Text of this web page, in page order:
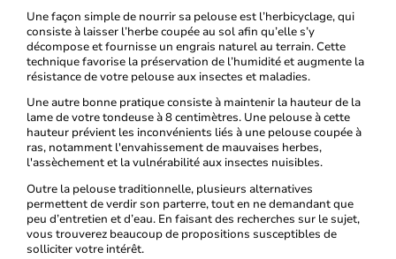
Une façon simple de nourrir sa pelouse est l’herbicyclage, qui
consiste à laisser l’herbe coupée au sol afin qu’elle s’y
décompose et fournisse un engrais naturel au terrain. Cette
technique favorise la préservation de l’humidité et augmente la
résistance de votre pelouse aux insectes et maladies.
Une autre bonne pratique consiste à maintenir la hauteur de la
lame de votre tondeuse à 8 centimètres. Une pelouse à cette
hauteur prévient les inconvénients liés à une pelouse coupée à
ras, notamment l'envahissement de mauvaises herbes,
l'assèchement et la vulnérabilité aux insectes nuisibles.
Outre la pelouse traditionnelle, plusieurs alternatives
permettent de verdir son parterre, tout en ne demandant que
peu d’entretien et d’eau. En faisant des recherches sur le sujet,
vous trouverez beaucoup de propositions susceptibles de
solliciter votre intérêt.